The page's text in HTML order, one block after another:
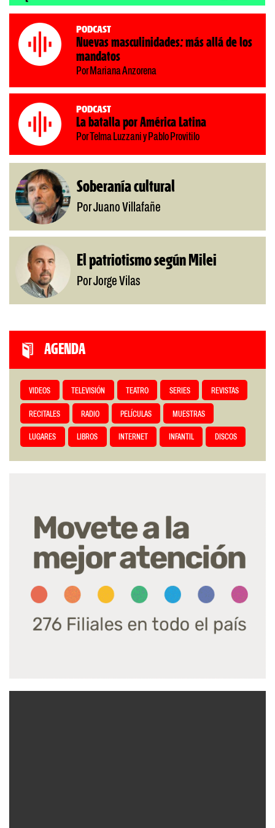
Podcast
Nuevas masculinidades: más allá de los
mandatos
Por Mariana Anzorena
Podcast
La batalla por América Latina
Por Telma Luzzani y Pablo Provitilo
Soberanía cultural
Por Juano Villafañe
El patriotismo según Milei
Por Jorge Vilas
AGENDA
VIDEOS TELEVISIÓN TEATRO SERIES REVISTAS
RECITALES RADIO PELÍCULAS MUESTRAS
LUGARES LIBROS INTERNET INFANTIL DISCOS